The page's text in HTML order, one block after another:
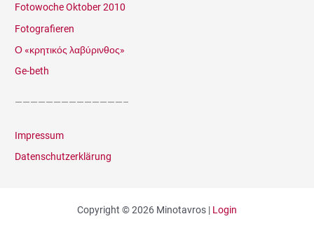
Fotowoche Oktober 2010
Fotografieren
Ο «κρητικός λαβύρινθος»
Ge-beth
——————————————–
Impressum
Datenschutzerklärung
Copyright © 2026 Minotavros | Login